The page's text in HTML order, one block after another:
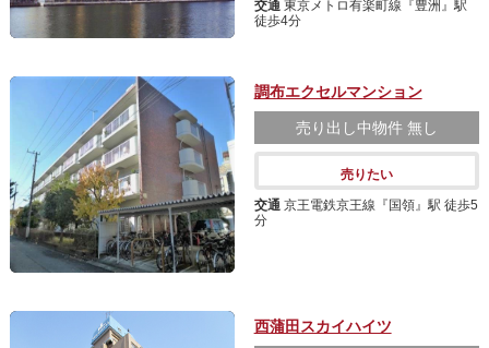
交通 東京メトロ有楽町線『豊洲』駅
徒歩4分
調布エクセルマンション
売り出し中物件 無し
売りたい
交通 京王電鉄京王線『国領』駅 徒歩5
分
西蒲田スカイハイツ